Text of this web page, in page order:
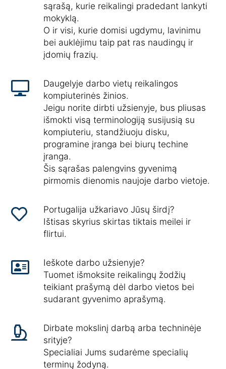
sąrašą, kurie reikalingi pradedant lankyti
mokyklą.
O ir visi, kurie domisi ugdymu, lavinimu
bei auklėjimu taip pat ras naudingų ir
įdomių frazių.
Daugelyje darbo vietų reikalingos
kompiuterinės žinios.
Jeigu norite dirbti užsienyje, bus pliusas
išmokti visą terminologiją susijusią su
kompiuteriu, standžiuoju disku,
programine įranga bei biurų techine
įranga.
Šis sąrašas palengvins gyvenimą
pirmomis dienomis naujoje darbo vietoje.
Portugalija užkariavo Jūsų širdį?
Ištisas skyrius skirtas tiktais meilei ir
flirtui.
Ieškote darbo užsienyje?
Tuomet išmoksite reikalingų žodžių
teikiant prašymą dėl darbo vietos bei
sudarant gyvenimo aprašymą.
Dirbate mokslinį darbą arba techninėje
srityje?
Specialiai Jums sudarėme specialių
terminų žodyną.